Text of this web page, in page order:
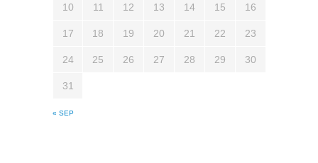
« SEP
10 11 12 13 14 15 16
17 18 19 20 21 22 23
24 25 26 27 28 29 30
31